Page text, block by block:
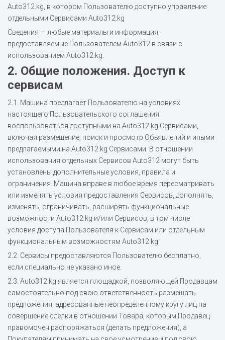
Auto312.kg, в котором Пользователю доступно управление
отдельными Сервисами Auto312.kg
Сведения — любые материалы и информация,
предоставляемые Пользователем Auto312 в связи с
использованием Auto312.kg.
2. Общие положения. Доступ к
сервисам
2.1. Машина предлагает Пользователю на условиях
настоящего Пользовательского соглашения
воспользоваться доступными на Auto312.kg Сервисами,
включая размещение, поиск и просмотр Объявлений и иными
предлагаемыми на Auto312.kg Сервисами. В отношении
использования отдельных Сервисов Auto312 могут быть
установлены дополнительные условия, правила и
ограничения. Машина вправе в любое время пересматривать
или изменять условия предоставления Сервисов, дополнять,
изменять, ограничивать, расширять функциональные
возможности Auto312.kg и/или Сервисов, в том числе
условия доступа Пользователя к Сервисам или отдельным
функциональным возможностям Auto312.kg
2.2. Сервисы предоставляются Пользователю бесплатно,
если специально не указано иное.
2.3. Auto312.kg является площадкой, позволяющей Продавцам
самостоятельно под свою ответственность размещать
предложения, адресованные неопределенному кругу лиц на
совершение сделки в отношении Товара, которым Продавец
правомочен распоряжаться (делать предложения), а